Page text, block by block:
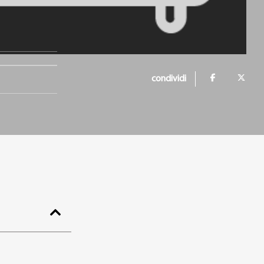
condividi